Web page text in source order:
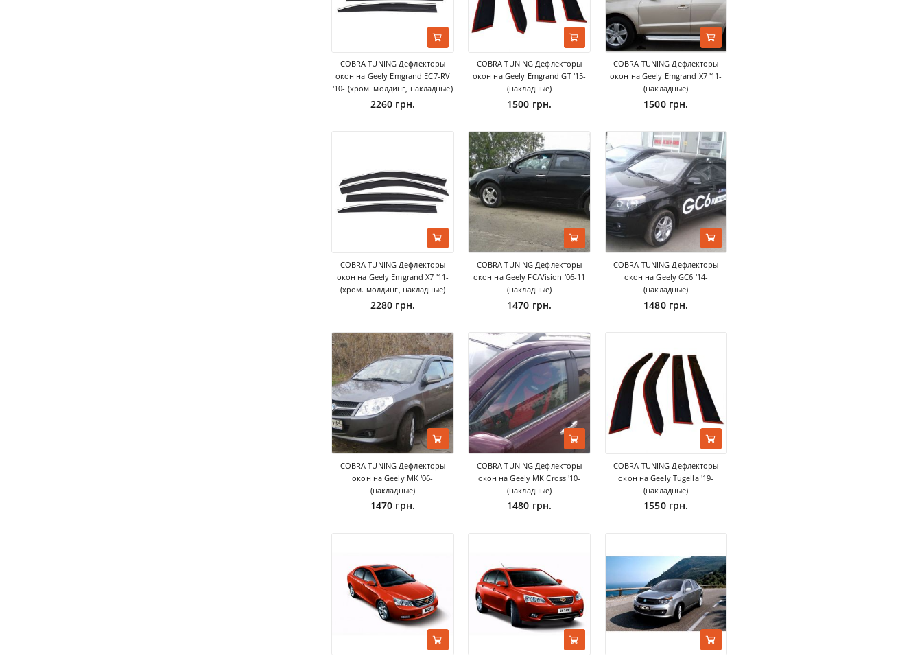
COBRA TUNING Дефлекторы
окон на Geely Emgrand EC7-RV
'10- (хром. молдинг, накладные)
2260 грн.
COBRA TUNING Дефлекторы
окон на Geely Emgrand GT '15-
(накладные)
1500 грн.
COBRA TUNING Дефлекторы
окон на Geely Emgrand X7 '11-
(накладные)
1500 грн.
COBRA TUNING Дефлекторы
окон на Geely Emgrand X7 '11-
(хром. молдинг, накладные)
2280 грн.
COBRA TUNING Дефлекторы
окон на Geely FC/Vision '06-11
(накладные)
1470 грн.
COBRA TUNING Дефлекторы
окон на Geely GC6 '14-
(накладные)
1480 грн.
COBRA TUNING Дефлекторы
окон на Geely MK '06-
(накладные)
1470 грн.
COBRA TUNING Дефлекторы
окон на Geely MK Cross '10-
(накладные)
1480 грн.
COBRA TUNING Дефлекторы
окон на Geely Tugella '19-
(накладные)
1550 грн.